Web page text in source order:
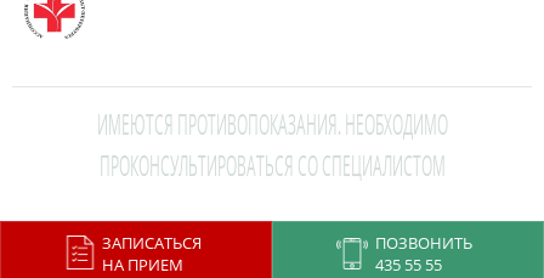
ЗАПИСАТЬСЯ
НА ПРИЕМ
ПОЗВОНИТЬ
435 55 55
ИМЕЮТСЯ ПРОТИВОПОКАЗАНИЯ. НЕОБХОДИМО
ПРОКОНСУЛЬТИРОВАТЬСЯ СО СПЕЦИАЛИСТОМ
This site is protected by reCAPTCHA and the Google
Terms of Service
apply.